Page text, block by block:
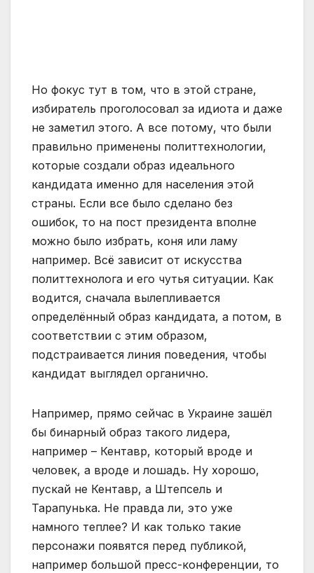
Но фокус тут в том, что в этой стране,
избиратель проголосовал за идиота и даже
не заметил этого. А все потому, что были
правильно применены политтехнологии,
которые создали образ идеального
кандидата именно для населения этой
страны. Если все было сделано без
ошибок, то на пост президента вполне
можно было избрать, коня или ламу
например. Всё зависит от искусства
политтехнолога и его чутья ситуации. Как
водится, сначала вылепливается
определённый образ кандидата, а потом, в
соответствии с этим образом,
подстраивается линия поведения, чтобы
кандидат выглядел органично.
Например, прямо сейчас в Украине зашёл
бы бинарный образ такого лидера,
например – Кентавр, который вроде и
человек, а вроде и лошадь. Ну хорошо,
пускай не Кентавр, а Штепсель и
Тарапунька. Не правда ли, это уже
намного теплее? И как только такие
персонажи появятся перед публикой,
например большой пресс-конференции, то